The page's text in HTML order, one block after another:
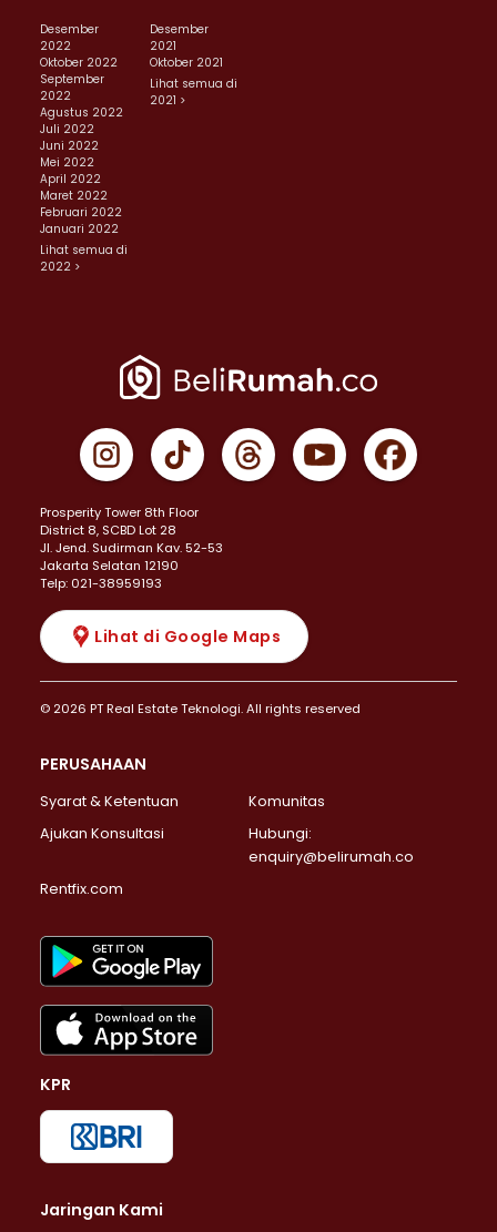
Desember
2022
Oktober 2022
September
2022
Agustus 2022
Juli 2022
Juni 2022
Mei 2022
April 2022
Maret 2022
Februari 2022
Januari 2022
Lihat semua di
2022 >
Desember
2021
Oktober 2021
Lihat semua di
2021 >
Prosperity Tower 8th Floor
District 8, SCBD Lot 28
JI. Jend. Sudirman Kav. 52-53
Jakarta Selatan 12190
Telp: 021-38959193
Lihat di Google Maps
© 2026 PT Real Estate Teknologi. All rights reserved
PERUSAHAAN
Syarat & Ketentuan
Komunitas
Ajukan Konsultasi
Hubungi:
enquiry@belirumah.co
Rentfix.com
KPR
Jaringan Kami